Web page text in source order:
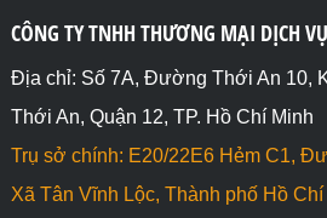
CÔNG TY TNHH THƯƠNG MẠI DỊCH
Địa chỉ: Số 7A, Đường Thới An 10,
Thới An, Quận 12, TP. Hồ Chí Minh
Trụ sở chính: E20/22E6 Hẻm C1,
Xã Tân Vĩnh Lộc, Thành phố Hồ Chí